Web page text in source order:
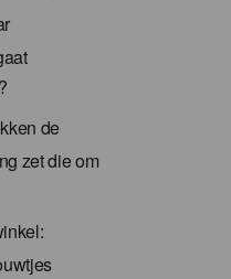
de
zet die om